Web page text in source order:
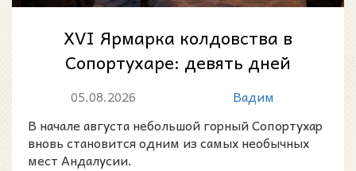
XVI Ярмарка колдовства в
Сопортухаре: девять дней
магии, легенд и народных
традиций
05.08.2026
Вадим
В начале августа небольшой горный Сопортухар
вновь становится одним из самых необычных
мест Андалусии.